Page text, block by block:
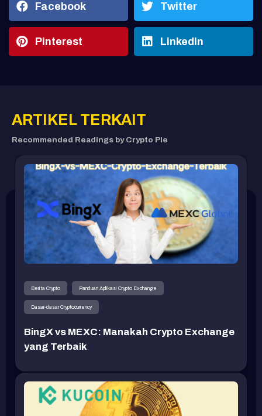
Facebook Twitter
Pinterest LinkedIn
ARTIKEL TERKAIT
Recommended Readings by Crypto Pie
Berita Crypto Panduan Aplikasi Crypto Exchange
Dasar-dasar Cryptocurrency
BingX vs MEXC: Manakah Crypto Exchange
yang Terbaik